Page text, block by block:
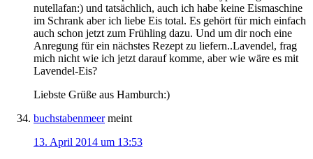
nutellafan:) und tatsächlich, auch ich habe keine Eismaschine
im Schrank aber ich liebe Eis total. Es gehört für mich einfach
auch schon jetzt zum Frühling dazu. Und um dir noch eine
Anregung für ein nächstes Rezept zu liefern..Lavendel, frag
mich nicht wie ich jetzt darauf komme, aber wie wäre es mit
Lavendel-Eis?
Liebste Grüße aus Hamburch:)
buchstabenmeer meint
13. April 2014 um 13:53